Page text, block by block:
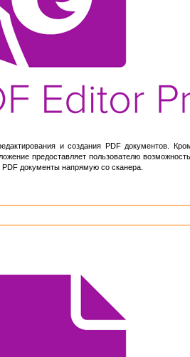
и создания PDF документов.
предоставляет пользователю
документы напрямую со сканера.